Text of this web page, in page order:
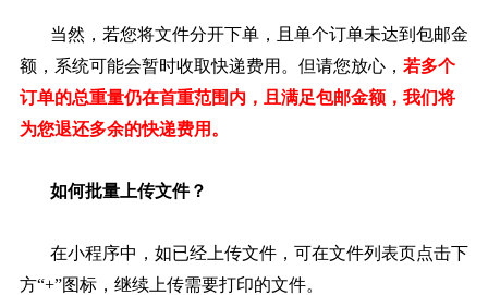
当然，若您将文件分开下单，且单个订单未达到包邮金
额，系统可能会暂时收取快递费用。但请您放心， 若多个
订单的总重量仍在首重范围内，且满足包邮金额，我们将
为您退还多余的快递费用。
如何批量上传文件？
在小程序中，如已经上传文件，可在文件列表页点击下
方“+”图标，继续上传需要打印的文件。